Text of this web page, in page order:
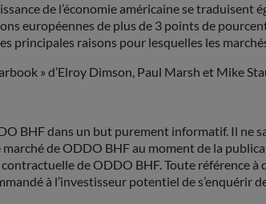
de l’économie américaine se
européennes de plus de 3 points de
principales raisons pour lesquelles les
» d’Elroy Dimson, Paul Marsh et Mike
BHF dans un but purement informatif. Il ne
de ODDO BHF au moment de la
de ODDO BHF. Toute référence
à l’investisseur potentiel de s’enquérir